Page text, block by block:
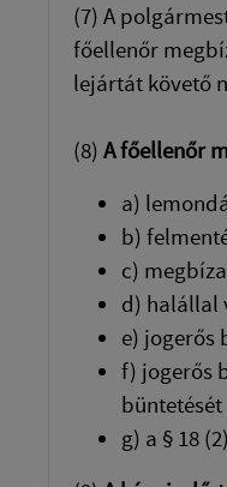
(7) A
főellenőr
lejártát követő
(8) A főellenőr
a)
b)
c)
d) halállal
e) jogerős
f) jogerős
g) a § 18